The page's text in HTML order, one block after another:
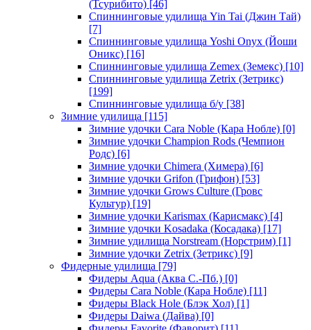
(Тсурибито) [46]
Спиннинговые удилища Yin Tai (Джин Тай)
[7]
Спиннинговые удилища Yoshi Onyx (Йоши
Оникс) [16]
Спиннинговые удилища Zemex (Земекс) [10]
Спиннинговые удилища Zetrix (Зетрикс)
[199]
Спиннинговые удилища б/у [38]
Зимние удилища [115]
Зимние удочки Cara Noble (Кара Нобле) [0]
Зимние удочки Champion Rods (Чемпион
Родс) [6]
Зимние удочки Chimera (Химера) [6]
Зимние удочки Grifon (Грифон) [53]
Зимние удочки Grows Culture (Гровс
Культур) [19]
Зимние удочки Karismax (Карисмакс) [4]
Зимние удочки Kosadaka (Косадака) [17]
Зимние удилища Norstream (Норстрим) [1]
Зимние удочки Zetrix (Зетрикс) [9]
Фидерные удилища [79]
Фидеры Aqua (Аква С.-Пб.) [0]
Фидеры Cara Noble (Кара Нобле) [11]
Фидеры Black Hole (Блэк Хол) [1]
Фидеры Daiwa (Дайва) [0]